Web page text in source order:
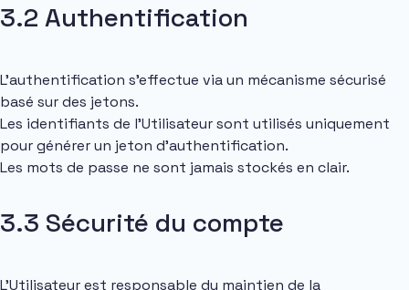
3.2 Authentification
L’authentification s’effectue via un mécanisme sécurisé
basé sur des jetons.
Les identifiants de l’Utilisateur sont utilisés uniquement
pour générer un jeton d’authentification.
Les mots de passe ne sont jamais stockés en clair.
3.3 Sécurité du compte
L’Utilisateur est responsable du maintien de la